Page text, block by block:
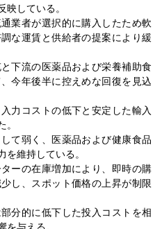
映している。
業者が選択的に購入したため軟
な運賃と供給者の提案により緩
下流の医薬品および栄養補助食
今年後半に控えめな回復を見込
力コストの低下と安定した輸入
て弱く、医薬品および健康食品
維持している。
ーの在庫増加により、即時の購
し、スポット価格の上昇が制限
分的に低下した投入コストを相
を与える。